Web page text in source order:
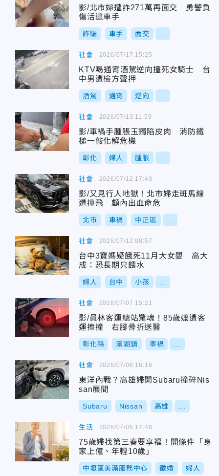
影/北市婦遭詐271萬再面交 勇警負
傷活逮車手
詐騙 車手 面交
社會
KTV喝通宵酒駕逆向撞死女騎士 台
中男遭檢方聲押
酒駕 通宵 逆向
2026/07/17 15:25
社會
影/車禍手腫脹玉鐲陷皮肉 消防鐵
槌一敲化解危機
彰化 婦人 腫脹
2026/07/13 11:59
社會
影/又見行人地獄！北市婦走斑馬線
遭撞飛 顱內出血命危
北市 車禍 中正區
2026/07/12 17:43
社會
台中3寶媽疑餓死11月大女嬰 高大
成：恐長期只餵水
婦人 台中 小孩
2026/07/12 08:57
社會
影/員林客運總站驚魂！85歲嬤遭客
運擦撞 右腳骨折送醫
彰化縣 溪湖鎮 車禍
2026/07/07 15:21
社會
東洋內戰？高雄婦開Subaru撞碎Nis
san展間
Subaru Nissan 高雄
2026/07/06 16:16
生活
75歲婦找第三春要享福！開條件「身
家上億、年輕10歲」
中壢區美滿服務中心 徵婚 婦人
2026/07/05 14:48